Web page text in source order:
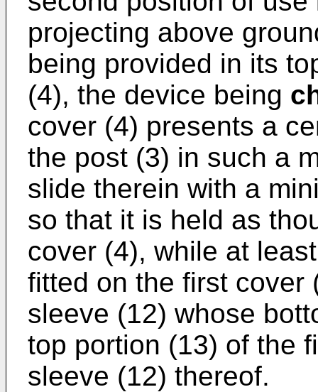
projecting above
being provided in its
(4), the device being
cover (4) presents a
the post (3) in such a
slide therein with a
so that it is held as
cover (4), while at
fitted on the first cover
sleeve (12) whose
top portion (13) of the
sleeve (12) thereof.